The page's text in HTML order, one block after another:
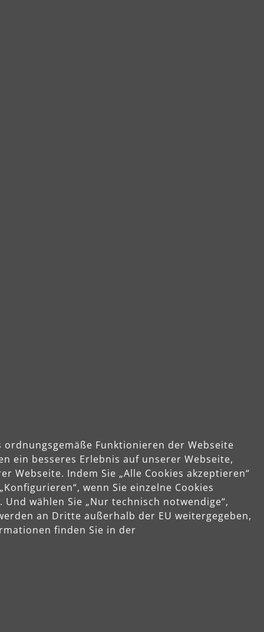
Funktionieren der Webseite
ein besseres Erlebnis auf unserer Webseite,
Indem Sie „Alle Cookies akzeptieren“
wenn Sie einzelne Cookies
wählen Sie „Nur technisch notwendige“,
an Dritte außerhalb der EU weitergegeben,
finden Sie in der